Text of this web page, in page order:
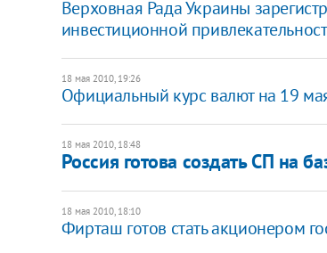
Верховная Рада Украины
инвестиционной
18 мая 2010, 19:26
Официальный курс валют на 19
18 мая 2010, 18:48
Россия готова создать СП на
18 мая 2010, 18:10
Фирташ готов стать акционером